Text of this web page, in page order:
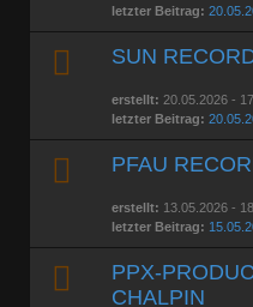
letzter Beitrag:
SUN
erstellt: 20.05.2026 -
letzter Beitrag:
PFAU
erstellt: 13.05.2026 -
letzter Beitrag:
PPX-
CHALPIN